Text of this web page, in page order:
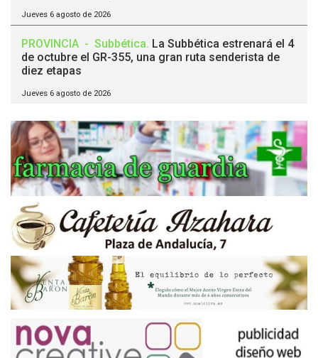
Jueves 6 agosto de 2026
PROVINCIA - Subbética. La Subbética estrenará el 4
de octubre el GR-355, una gran ruta senderista de
diez etapas
Jueves 6 agosto de 2026